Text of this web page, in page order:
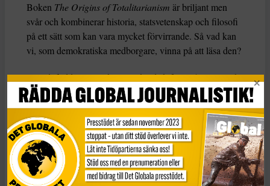
Boken The Origins of Totalitarianism är briljant men
svår och kombinerar historia, statsvetenskap och filosofi
på ett sätt som kan vara mycket förvirrande. Så vad kan
vi, som demokratiska medborgare, vinna på att läsa den?
Arendt föddes i en sekulär tyskjudisk familj år 1906 och
studerade filosofi under Martin Heidegger och Karl
Jaspers innan hon övergick till sionistisk aktivism i Berlin
i början av 1930-talet. Efter en kontakt med gestapo
flydde hon till Frankrike och lämnade Europa 1941 för
USA. Så när hon började forska om boken Origins i
början av 1940-talet var hon inte främmande för
totalitarism.